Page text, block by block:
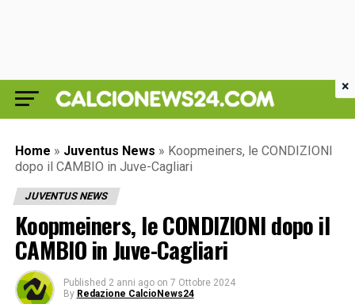
Home » Juventus News » Koopmeiners, le CONDIZIONI
dopo il CAMBIO in Juve-Cagliari
JUVENTUS NEWS
Koopmeiners, le CONDIZIONI dopo il
CAMBIO in Juve-Cagliari
Published 2 anni ago on 7 Ottobre 2024
By Redazione CalcioNews24
×